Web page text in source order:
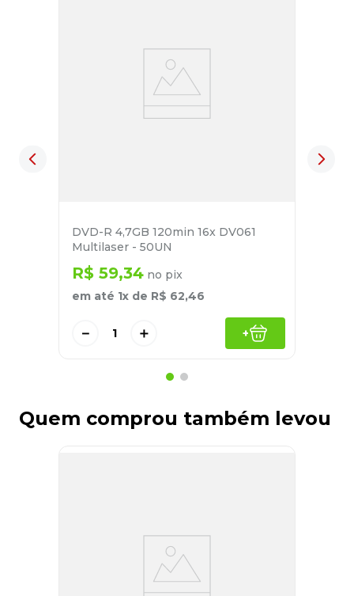
DVD-R 4,7GB 120min 16x DV061
Multilaser - 50UN
R$ 59,34 no pix
em até 1x de R$ 62,46
＋
－ +
Quem comprou também levou